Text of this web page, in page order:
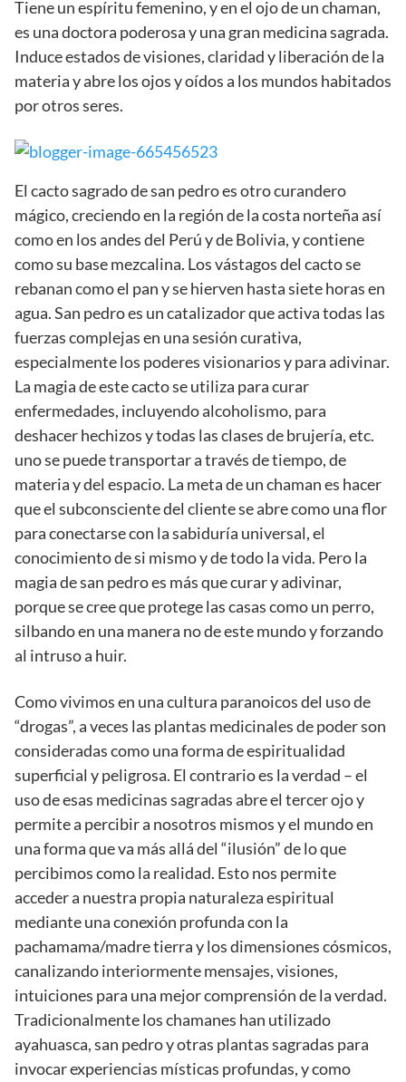
Tiene un espíritu femenino, y en el ojo de un chaman,
es una doctora poderosa y una gran medicina sagrada.
Induce estados de visiones, claridad y liberación de la
materia y abre los ojos y oídos a los mundos habitados
por otros seres.
El cacto sagrado de san pedro es otro curandero
mágico, creciendo en la región de la costa norteña así
como en los andes del Perú y de Bolivia, y contiene
como su base mezcalina. Los vástagos del cacto se
rebanan como el pan y se hierven hasta siete horas en
agua. San pedro es un catalizador que activa todas las
fuerzas complejas en una sesión curativa,
especialmente los poderes visionarios y para adivinar.
La magia de este cacto se utiliza para curar
enfermedades, incluyendo alcoholismo, para
deshacer hechizos y todas las clases de brujería, etc.
uno se puede transportar a través de tiempo, de
materia y del espacio. La meta de un chaman es hacer
que el subconsciente del cliente se abre como una flor
para conectarse con la sabiduría universal, el
conocimiento de si mismo y de todo la vida. Pero la
magia de san pedro es más que curar y adivinar,
porque se cree que protege las casas como un perro,
silbando en una manera no de este mundo y forzando
al intruso a huir.
Como vivimos en una cultura paranoicos del uso de
“drogas”, a veces las plantas medicinales de poder son
consideradas como una forma de espiritualidad
superficial y peligrosa. El contrario es la verdad – el
uso de esas medicinas sagradas abre el tercer ojo y
permite a percibir a nosotros mismos y el mundo en
una forma que va más allá del “ilusión” de lo que
percibimos como la realidad. Esto nos permite
acceder a nuestra propia naturaleza espiritual
mediante una conexión profunda con la
pachamama/madre tierra y los dimensiones cósmicos,
canalizando interiormente mensajes, visiones,
intuiciones para una mejor comprensión de la verdad.
Tradicionalmente los chamanes han utilizado
ayahuasca, san pedro y otras plantas sagradas para
invocar experiencias místicas profundas, y como